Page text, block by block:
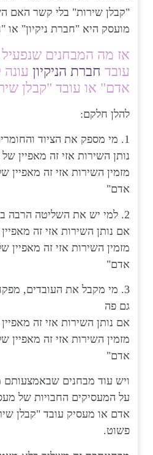
"קבלן שירות" בלי קשר האם
מועסק היא "חברת ניקיון"
אז מה המבחנים
עובד חברת הניקיון
אדם" או עובד "קבלן
להלן חלקם:
1. מי מספק את הציוד
נותן השירות אזי זה מאפיין
מזמין השירות אזי זה
אדם"
2. למי יש את השליטה הרבה ביותר על העובד
אם נותן השירות אזי זה
מזמין השירות אזי זה
אדם"
3. מי מקבל את העובדים,
גם פה
אם נותן השירות אזי זה
מזמין השירות אזי זה
אדם"
ויש עוד מבחנים שבאמצעותם
על המעסיקים החבויות של
אדם או מעסיק עובד "קבלן
פשוט.